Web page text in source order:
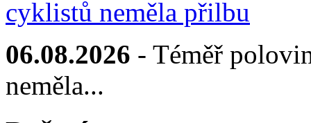
06.08.2026 - Téměř
neměla...